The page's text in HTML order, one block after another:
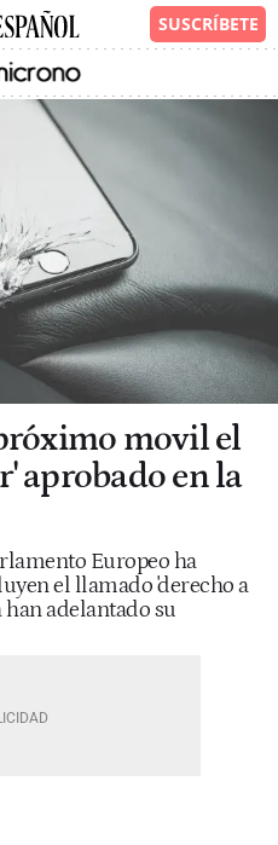
movil el
aprobado en la
Europeo ha
el llamado 'derecho a
han adelantado su